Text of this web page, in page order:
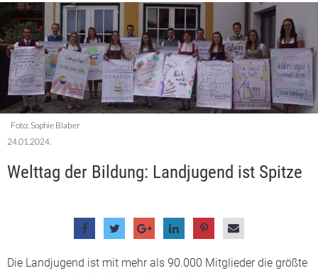
Foto: Sophie Blaber
24.01.2024.
Welttag der Bildung: Landjugend ist Spitze
Die Landjugend ist mit mehr als 90.000 Mitglieder die größte